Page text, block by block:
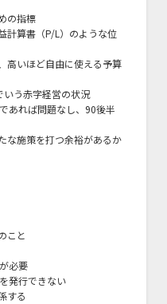
の指標
計算書（P/L）のような位
高いほど自由に使える予算
いう赤字経営の状況
あれば問題なし、90後半
な施策を打つ余裕があるか
こと
必要
発行できない
する